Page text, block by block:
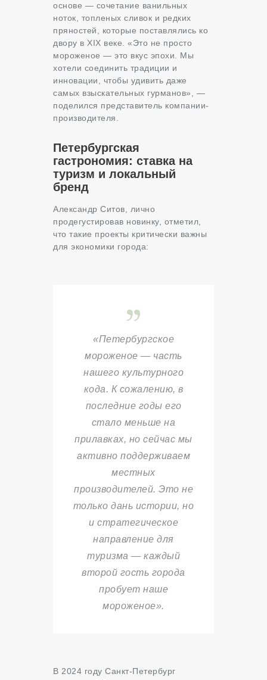
основе — сочетание ванильных
ноток, топленых сливок и редких
пряностей, которые поставлялись ко
двору в XIX веке. «Это не просто
мороженое — это вкус эпохи. Мы
хотели соединить традиции и
инновации, чтобы удивить даже
самых взыскательных гурманов», —
поделился представитель компании-
производителя.
Петербургская
гастрономия: ставка на
туризм и локальный
бренд
Александр Ситов, лично
продегустировав новинку, отметил,
что такие проекты критически важны
для экономики города:
«Петербургское
мороженое — часть
нашего культурного
кода. К сожалению, в
последние годы его
стало меньше на
прилавках, но сейчас мы
активно поддерживаем
местных
производителей. Это не
только дань истории, но
и стратегическое
направление для
туризма — каждый
второй гость города
пробует наше
мороженое».
В 2024 году Санкт-Петербург